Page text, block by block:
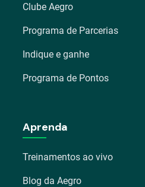
Clube Aegro
Programa de Parcerias
Indique e ganhe
Programa de Pontos
Aprenda
Treinamentos ao vivo
Blog da Aegro